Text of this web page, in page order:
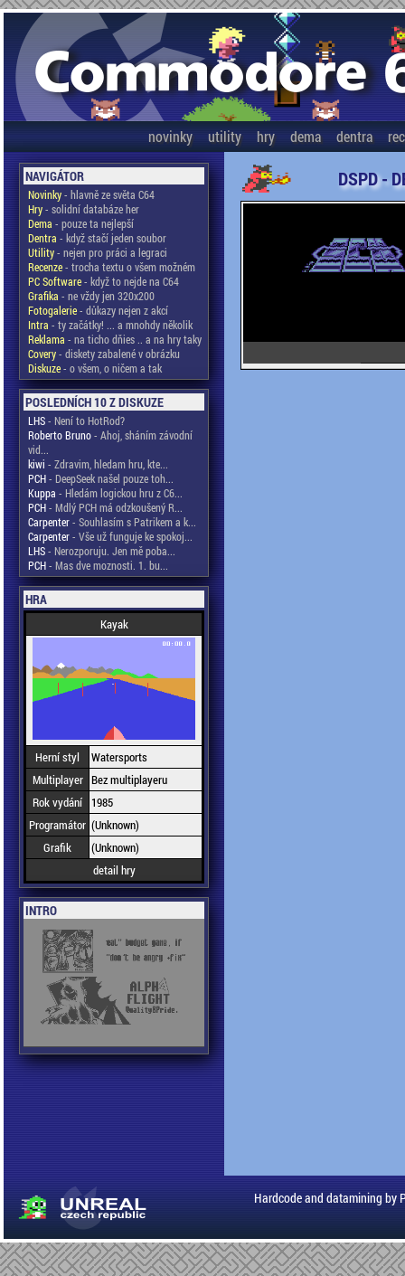
novinky utility hry dema dentra
NAVIGÁTOR
Novinky- hlavně ze světa C64
Hry- solidní databáze her
Dema - pouze ta nejlepší
Dentra - když stačí jeden soubor
Utility- nejen pro práci a legraci
Recenze- trocha textu o všem možném
PC Software- když to nejde na C64
Grafika - ne vždy jen 320x200
Fotogalerie- důkazy nejen z akcí
Intra - ty začátky! ... a mnohdy několik
Reklama - na ticho dňies .. a na hry taky
Covery- diskety zabalené v obrázku
Diskuze- o všem, o ničem a tak
POSLEDNÍCH 10 Z DISKUZE
LHS- Není to HotRod?
Roberto Bruno- Ahoj, sháním závodní
vid...
kiwi - Zdravim, hledam hru, kte...
PCH- DeepSeek našel pouze toh...
Kuppa - Hledám logickou hru z C6...
PCH- Mdlý PCH má odzkoušený R...
Carpenter- Souhlasím s Patrikem a k...
Carpenter- Vše už funguje ke spokoj...
LHS- Nerozporuju. Jen mě poba...
PCH- Mas dve moznosti. 1. bu...
HRA
Kayak
Herní styl
Watersports
Multiplayer Bez multiplayeru
Rok vydání
1985
Programátor (Unknown)
Grafik
(Unknown)
detail hry
INTRO
DSPD -
Hardcode and datamining by